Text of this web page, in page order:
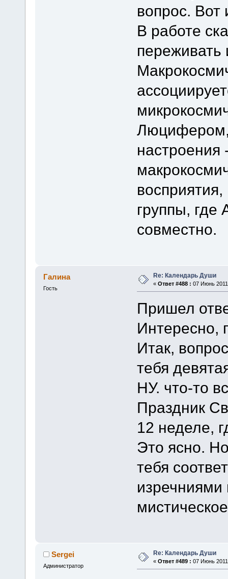
вопрос. Вот
В работе
переживать
Люцифером,
настроения
группы,
совместно.
Галина
Гость
Re: Календарь Души
« Ответ #488 : 07 Июнь
Пришел
Интересно,
Итак,
тебя
НУ. что-то
Праздник
12 неделе,
Это ясно.
тебя
изречниями
Sergei
Администратор
Re: Календарь Души
« Ответ #489 : 07 Июнь